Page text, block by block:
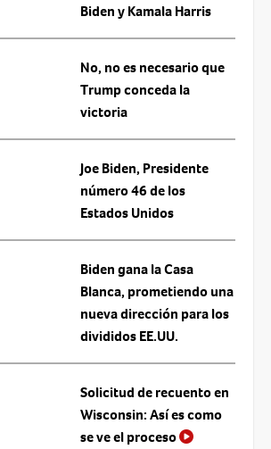
Biden y Kamala Harris
No, no es necesario que
Trump conceda la
victoria
Joe Biden, Presidente
número 46 de los
Estados Unidos
Biden gana la Casa
Blanca, prometiendo una
nueva dirección para los
divididos EE.UU.
Solicitud de recuento en
Wisconsin: Así es como
se ve el proceso